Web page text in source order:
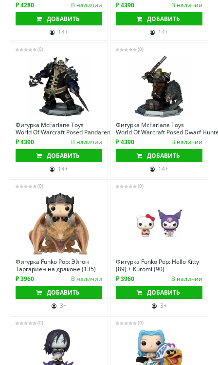
₽ 4280
В наличии
ДОБАВИТЬ
14+
₽ 4390
В наличии
ДОБАВИТЬ
14+
(0)
Фигурка McFarlane Toys
World Of Warcraft Posed Pandaren
₽ 4390
В наличии
ДОБАВИТЬ
14+
(0)
Фигурка McFarlane Toys
World Of Warcraft Posed Dwarf
₽ 4390
В наличии
ДОБАВИТЬ
14+
(0)
Фигурка Funko Pop: Эйгон
Таргариен на драконе (135)
₽ 3960
В наличии
ДОБАВИТЬ
3+
(0)
Фигурка Funko Pop: Hello Kitty
(89) + Kuromi (90)
₽ 3960
В наличии
ДОБАВИТЬ
3+
(0) (0)